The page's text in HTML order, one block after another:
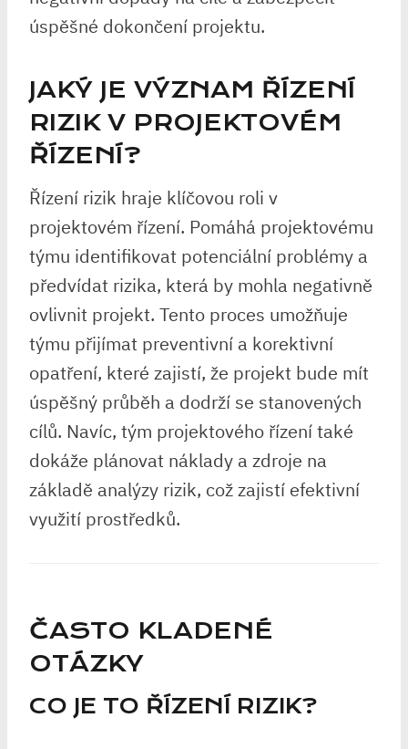
úspěšné dokončení projektu.
JAKÝ JE VÝZNAM ŘÍZENÍ
RIZIK V PROJEKTOVÉM
ŘÍZENÍ?
Řízení rizik hraje klíčovou roli v
projektovém řízení. Pomáhá projektovému
týmu identifikovat potenciální problémy a
předvídat rizika, která by mohla negativně
ovlivnit projekt. Tento proces umožňuje
týmu přijímat preventivní a korektivní
opatření, které zajistí, že projekt bude mít
úspěšný průběh a dodrží se stanovených
cílů. Navíc, tým projektového řízení také
dokáže plánovat náklady a zdroje na
základě analýzy rizik, což zajistí efektivní
využití prostředků.
ČASTO KLADENÉ
OTÁZKY
CO JE TO ŘÍZENÍ RIZIK?